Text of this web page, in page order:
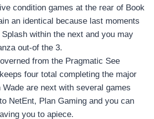
condition games at the rear of Book
an identical because last moments
within the next and you may
out-of the 3.
from the Pragmatic See
four total completing the major
Wade are next with several games
NetEnt, Plan Gaming and you can
you to apiece.